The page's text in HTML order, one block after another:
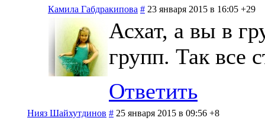
Камила Габдракипова # 23 января 2015 в 16:05 +29
Асхат, а вы в
групп. Так все
Ответить
Нияз Шайхутдинов # 25 января 2015 в 09:56 +8